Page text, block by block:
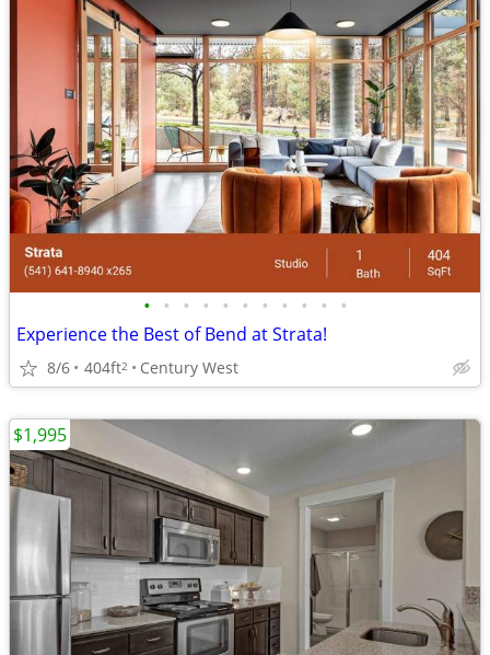
• • • • • • • • • • •
Experience the Best of Bend at Strata!
8/6 404ft2 Century West
$1,995